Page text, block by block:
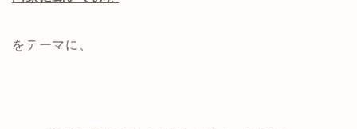
をテーマに、